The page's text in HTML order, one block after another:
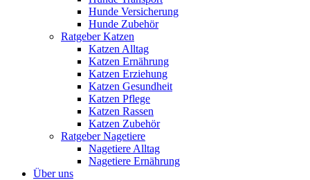
Hunde Versicherung
Hunde Zubehör
Ratgeber Katzen
Katzen Alltag
Katzen Ernährung
Katzen Erziehung
Katzen Gesundheit
Katzen Pflege
Katzen Rassen
Katzen Zubehör
Ratgeber Nagetiere
Nagetiere Alltag
Nagetiere Ernährung
Über uns